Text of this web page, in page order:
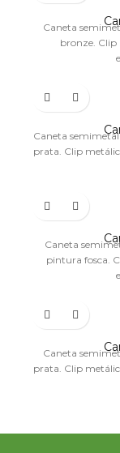
Caneta
bronze.
Caneta
prata. Clip
Caneta
pintura fosca.
Caneta
prata. Clip